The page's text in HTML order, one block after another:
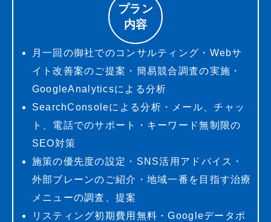
プラン
内容
月一回の御社でのコンサルティング・Webサ
イト改善案のご提案・簡易競合調査の実施・
GoogleAnalyticsによる分析
SearchConsoleによる分析・メール、チャッ
ト、電話でのサポート・キーワード無制限の
SEO対策
施策の優先度の設定・SNS活用アドバイス・
外部ブレーンのご紹介・地域一番を目指す治療
メニューの調査、提案
リスティング初期費用無料・Googleデータポ